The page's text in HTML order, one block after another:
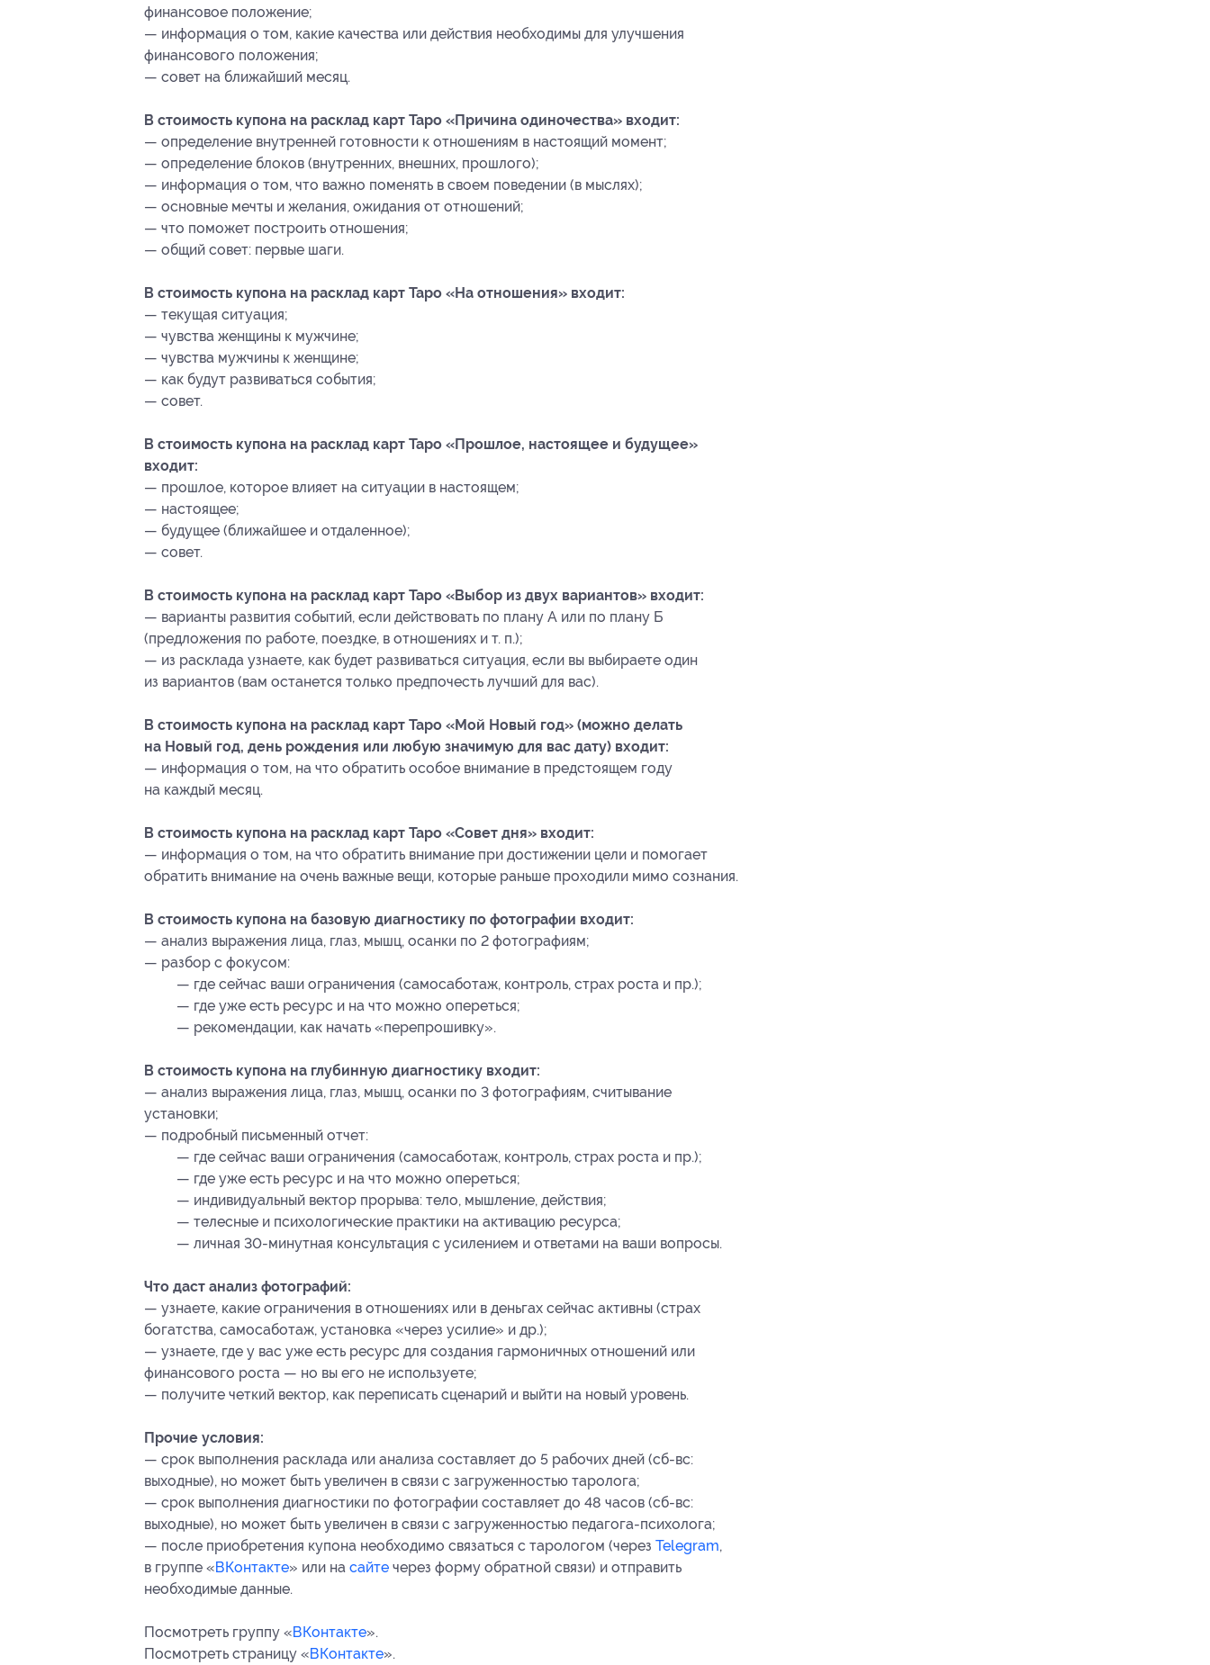
финансовое положение;
— информация о том, какие качества или действия необходимы для улучшения
финансового положения;
— совет на ближайший месяц.
В стоимость купона на расклад карт Таро «Причина одиночества» входит:
— определение внутренней готовности к отношениям в настоящий момент;
— определение блоков (внутренних, внешних, прошлого);
— информация о том, что важно поменять в своем поведении (в мыслях);
— основные мечты и желания, ожидания от отношений;
— что поможет построить отношения;
— общий совет: первые шаги.
В стоимость купона на расклад карт Таро «На отношения» входит:
— текущая ситуация;
— чувства женщины к мужчине;
— чувства мужчины к женщине;
— как будут развиваться события;
— совет.
В стоимость купона на расклад карт Таро «Прошлое, настоящее и будущее»
входит:
— прошлое, которое влияет на ситуации в настоящем;
— настоящее;
— будущее (ближайшее и отдаленное);
— совет.
В стоимость купона на расклад карт Таро «Выбор из двух вариантов» входит:
— варианты развития событий, если действовать по плану А или по плану Б
(предложения по работе, поездке, в отношениях и т. п.);
— из расклада узнаете, как будет развиваться ситуация, если вы выбираете один
из вариантов (вам останется только предпочесть лучший для вас).
В стоимость купона на расклад карт Таро «Мой Новый год» (можно делать
на Новый год, день рождения или любую значимую для вас дату) входит:
— информация о том, на что обратить особое внимание в предстоящем году
на каждый месяц.
В стоимость купона на расклад карт Таро «Совет дня» входит:
— информация о том, на что обратить внимание при достижении цели и помогает
обратить внимание на очень важные вещи, которые раньше проходили мимо сознания.
В стоимость купона на базовую диагностику по фотографии входит:
— анализ выражения лица, глаз, мышц, осанки по 2 фотографиям;
— разбор с фокусом:
— где сейчас ваши ограничения (самосаботаж, контроль, страх роста и пр.);
— где уже есть ресурс и на что можно опереться;
— рекомендации, как начать «перепрошивку».
В стоимость купона на глубинную диагностику входит:
— анализ выражения лица, глаз, мышц, осанки по 3 фотографиям, считывание
установки;
— подробный письменный отчет:
— где сейчас ваши ограничения (самосаботаж, контроль, страх роста и пр.);
— где уже есть ресурс и на что можно опереться;
— индивидуальный вектор прорыва: тело, мышление, действия;
— телесные и психологические практики на активацию ресурса;
— личная 30-минутная консультация с усилением и ответами на ваши вопросы.
Что даст анализ фотографий:
— узнаете, какие ограничения в отношениях или в деньгах сейчас активны (страх
богатства, самосаботаж, установка «через усилие» и др.);
— узнаете, где у вас уже есть ресурс для создания гармоничных отношений или
финансового роста — но вы его не используете;
— получите четкий вектор, как переписать сценарий и выйти на новый уровень.
Прочие условия:
— срок выполнения расклада или анализа составляет до 5 рабочих дней (сб-вс:
выходные), но может быть увеличен в связи с загруженностью таролога;
— срок выполнения диагностики по фотографии составляет до 48 часов (сб-вс:
выходные), но может быть увеличен в связи с загруженностью педагога-психолога;
— после приобретения купона необходимо связаться с тарологом (через Telegram,
в группе «ВКонтакте» или на сайте через форму обратной связи) и отправить
необходимые данные.
Посмотреть группу «ВКонтакте».
Посмотреть страницу «ВКонтакте».